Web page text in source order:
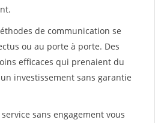
de communication se
ou au porte à porte. Des
efficaces qui prenaient du
investissement sans garantie
sans engagement vous